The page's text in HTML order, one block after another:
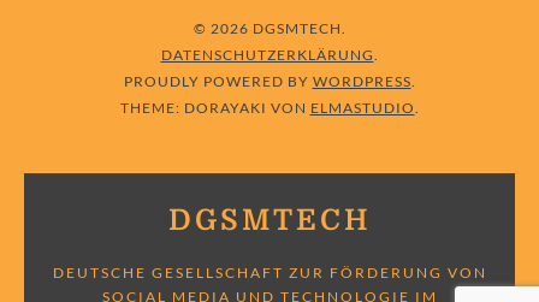
© 2026 DGSMTECH
DATENSCHUTZERKLÄRUNG
PROUDLY POWERED BY WORDPRESS
THEME: DORAYAKI VON ELMASTUDIO
DGSMTECH
DEUTSCHE GESELLSCHAFT ZUR FÖRDERUNG VON
SOCIAL MEDIA UND TECHNOLOGIE IM